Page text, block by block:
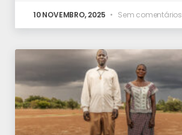
10 NOVEMBRO, 2025 Sem comentários